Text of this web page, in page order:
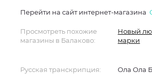
Перейти на сайт интернет-магазина
Просмотреть похожие
магазины в Балаково:
Новый
марки
Русская транскрипция: Ола Ола